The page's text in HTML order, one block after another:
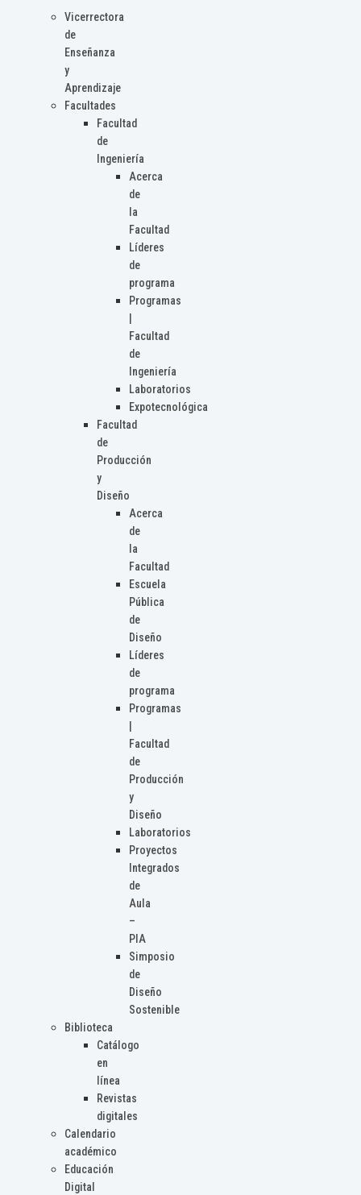
Vicerrectora
de
Enseñanza
y
Aprendizaje
Facultades
Facultad
de
Ingeniería
Acerca
de
la
Facultad
Líderes
de
programa
Programas
Facultad
de
Ingeniería
Laboratorios
Expotecnológica
Facultad
de
Producción
y
Diseño
Acerca
de
la
Facultad
Escuela
Pública
de
Diseño
Líderes
de
programa
Programas
Facultad
de
Producción
y
Diseño
Laboratorios
Proyectos
Integrados
de
Aula
–
PIA
Simposio
de
Diseño
Sostenible
Biblioteca
Catálogo
en
línea
Revistas
digitales
Calendario
académico
Educación
Digital